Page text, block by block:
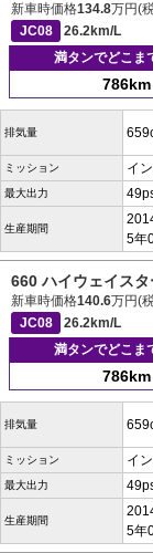
新車時価格134.8万円(
JC08
26.2km/L
満タンでどこま
786km
排気量
ミッション イ
最大出力
生産期間
5年
660 ハイウェイス
新車時価格140.6万円(
JC08
26.2km/L
満タンでどこま
786km
排気量
ミッション イ
最大出力
生産期間
5年